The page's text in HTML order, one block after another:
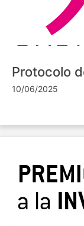
Protocolo
10/06/2025